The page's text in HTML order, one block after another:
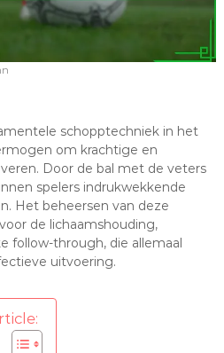
schopptechniek in het
om krachtige en
Door de bal met de veters
spelers indrukwekkende
Het beheersen van deze
de lichaamshouding,
follow-through, die allemaal
uitvoering.